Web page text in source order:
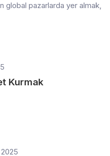
global pazarlarda yer almak,
Kurmak